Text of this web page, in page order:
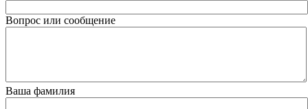
Вопрос или сообщение
Ваша фамилия